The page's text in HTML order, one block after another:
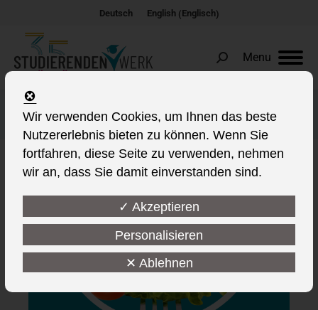
Deutsch English(Englisch)
Menu
Search:
Sonderrabatt Mensa-Mittag
Wir verwenden Cookies, um Ihnen das beste
Nutzererlebnis bieten zu können. Wenn Sie
fortfahren, diese Seite zu verwenden, nehmen
wir an, dass Sie damit einverstanden sind.
✓ Akzeptieren
Personalisieren
✕ Ablehnen